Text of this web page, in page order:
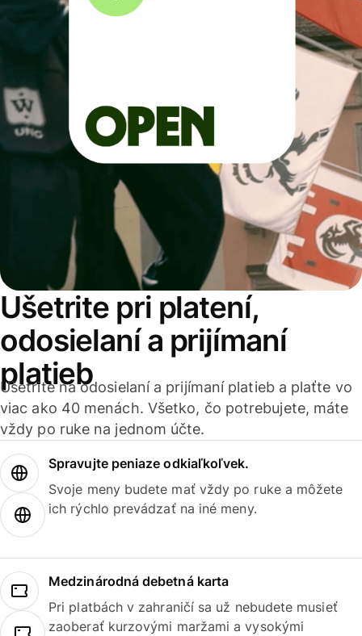
Ušetrite pri platení,
odosielaní a prijímaní
platieb
Ušetrite na odosielaní a prijímaní platieb a plaťte vo
viac ako 40 menách. Všetko, čo potrebujete, máte
vždy po ruke na jednom účte.
Spravujte peniaze odkiaľkoľvek.
Svoje meny budete mať vždy po ruke a môžete
ich rýchlo prevádzať na iné meny.
Medzinárodná debetná karta
Pri platbách v zahraničí sa už nebudete musieť
zaoberať kurzovými maržami a vysokými